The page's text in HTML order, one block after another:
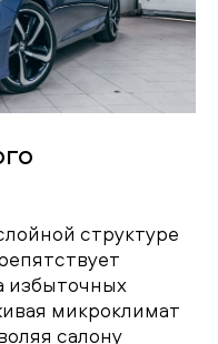
структуре
избыточных
микроклимат
салону